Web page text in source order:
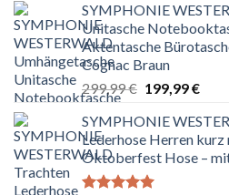
SYMPHONIE
Unitasche
Aktentasche
Cognac Braun
299,99€ Ursprünglicher
war:
299,99 €
199,99€
ist:
SYMPHONIE
Lederhose Herren
Oktoberfest Hose –